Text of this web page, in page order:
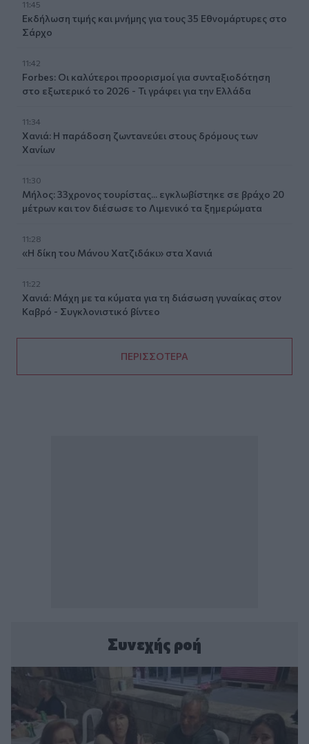
11:45
Εκδήλωση τιμής και μνήμης για τους 35 Εθνομάρτυρες στο
Σάρχο
11:42
Forbes: Οι καλύτεροι προορισμοί για συνταξιοδότηση
στο εξωτερικό το 2026 - Τι γράφει για την Ελλάδα
11:34
Χανιά: Η παράδοση ζωντανεύει στους δρόμους των
Χανίων
11:30
Μήλος: 33χρονος τουρίστας... εγκλωβίστηκε σε βράχο 20
μέτρων και τον διέσωσε το Λιμενικό τα ξημερώματα
11:28
«Η δίκη του Μάνου Χατζιδάκι» στα Χανιά
11:22
Χανιά: Μάχη με τα κύματα για τη διάσωση γυναίκας στον
Καβρό - Συγκλονιστικό βίντεο
ΠΕΡΙΣΣΟΤΕΡΑ
Συνεχής ροή